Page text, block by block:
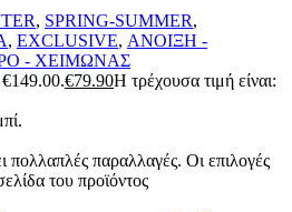
, SPRING-SUMMER,
, EXCLUSIVE, ΑΝΟΙΞΗ -
- ΧΕΙΜΩΝΑΣ
€79.90Η τρέχουσα τιμή είναι:
πολλαπλές παραλλαγές. Οι επιλογές
του προϊόντος